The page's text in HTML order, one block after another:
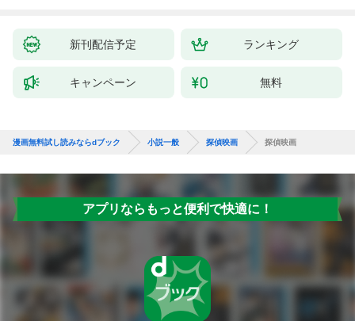
新刊配信予定 ランキング
キャンペーン 無料
漫画無料試し読みならdブック 小説一般 探偵映画 探偵映画
アプリならもっと便利で快適に！